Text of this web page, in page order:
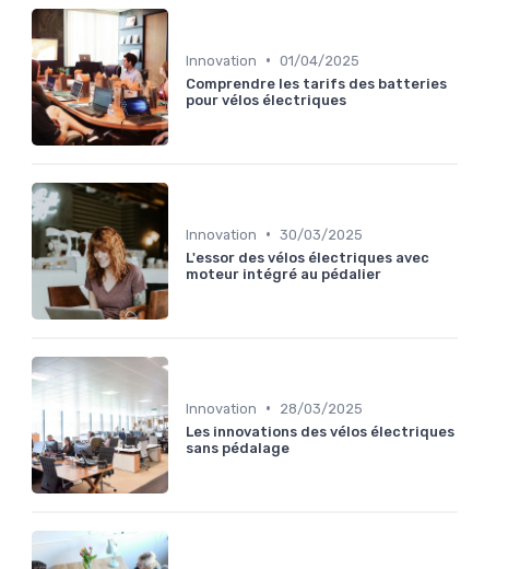
Innovation • 01/04/2025
Comprendre les tarifs des batteries
pour vélos électriques
Innovation • 30/03/2025
L'essor des vélos électriques avec
moteur intégré au pédalier
Innovation •
28/03/2025
Les innovations des vélos électriques
sans pédalage